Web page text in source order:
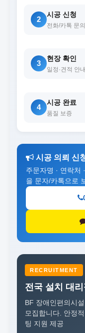
2
시공 신청
전화/카톡 문의
3
현장 확인
일정·견적 안내
4
시공 완료
품질 보증
시공 의뢰 신
주문자명 · 연락처
을 문자/카톡으로
RECRUITMENT
전국 설치 대
BF 장애인편의시
모집합니다. 안정
팅 지원 제공